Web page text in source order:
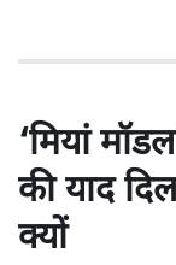
‘मियां
की याद
क्यों